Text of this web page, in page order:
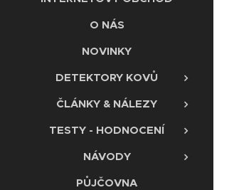
O NÁS
NOVINKY
DETEKTORY KOVŮ
ČLÁNKY & NÁLEZY
TESTY - HODNOCENÍ
NÁVODY
PŮJČOVNA